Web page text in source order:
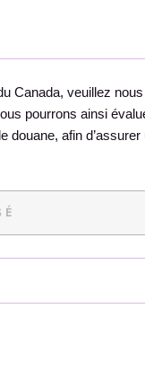
Canada, veuillez
pourrons ainsi
douane, afin